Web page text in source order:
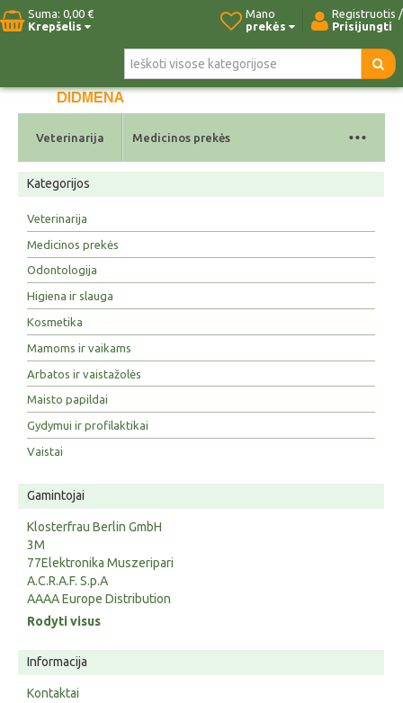
Suma: 0,00 €
Krepšelis
Registruotis /
Prisijungti
Mano
prekės
Pradžia Naujos prekės Kontaktai
Veterinarija Medicinos prekės ...
Kategorijos
Veterinarija
Medicinos prekės
Odontologija
Higiena ir slauga
Kosmetika
Mamoms ir vaikams
Arbatos ir vaistažolės
Maisto papildai
Gydymui ir profilaktikai
Vaistai
Gamintojai
Klosterfrau Berlin GmbH
3M
77Elektronika Muszeripari
A.C.R.A.F. S.p.A
AAAA Europe Distribution
Rodyti visus
Informacija
Kontaktai